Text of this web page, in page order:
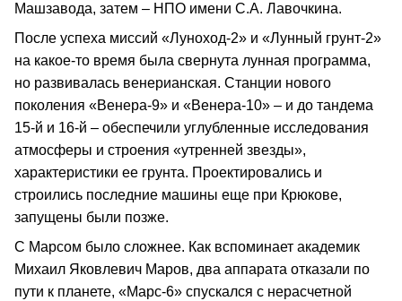
Машзавода, затем – НПО имени С.А. Лавочкина.
После успеха миссий «Луноход-2» и «Лунный грунт-2»
на какое-то время была свернута лунная программа,
но развивалась венерианская. Станции нового
поколения «Венера-9» и «Венера-10» – и до тандема
15-й и 16-й – обеспечили углубленные исследования
атмосферы и строения «утренней звезды»,
характеристики ее грунта. Проектировались и
строились последние машины еще при Крюкове,
запущены были позже.
С Марсом было сложнее. Как вспоминает академик
Михаил Яковлевич Маров, два аппарата отказали по
пути к планете, «Марс-6» спускался с нерасчетной